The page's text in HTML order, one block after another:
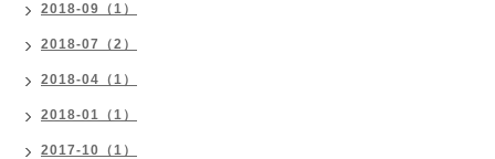
2018-09（1）
2018-07（2）
2018-04（1）
2018-01（1）
2017-10（1）